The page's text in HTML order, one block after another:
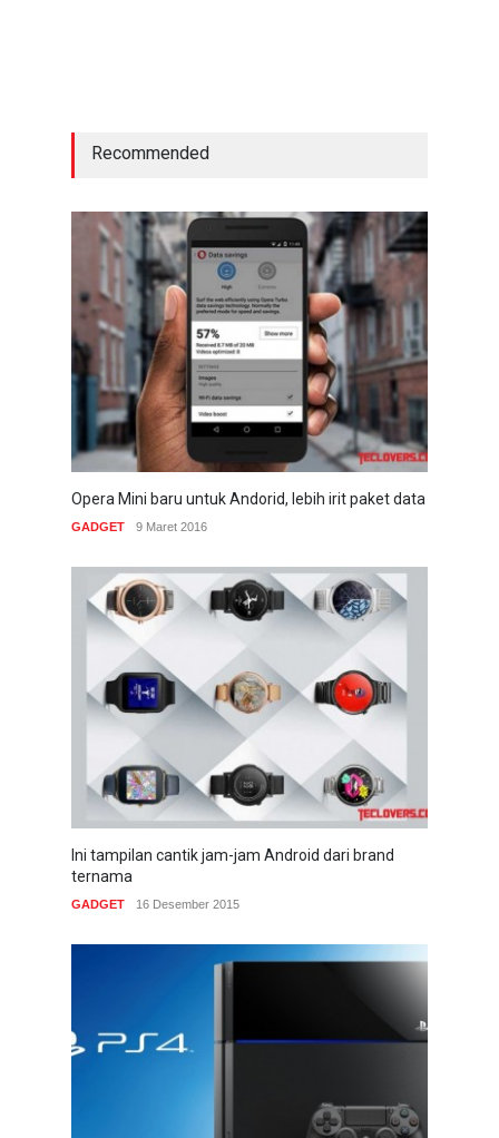
Recommended
Opera Mini baru untuk Andorid, lebih irit paket data
GADGET 9 Maret 2016
Ini tampilan cantik jam-jam Android dari brand
ternama
GADGET 16 Desember 2015